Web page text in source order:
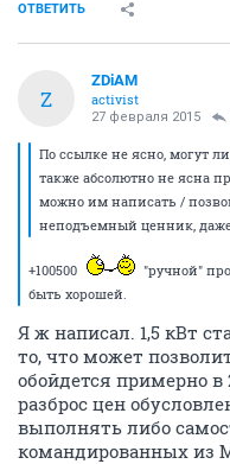
ОТВЕТИТЬ
Z
ZDiAM
activist
27 февраля 2015
По ссылке не ясно, могут
также абсолютно не ясна
можно им написать /
неподъемный ценник, даже
+100500
"ручной"
быть хорошей.
Я ж написал. 1,5 кВт
то, что может
обойдется примерно
разброс цен
выполнять либо
командированных из